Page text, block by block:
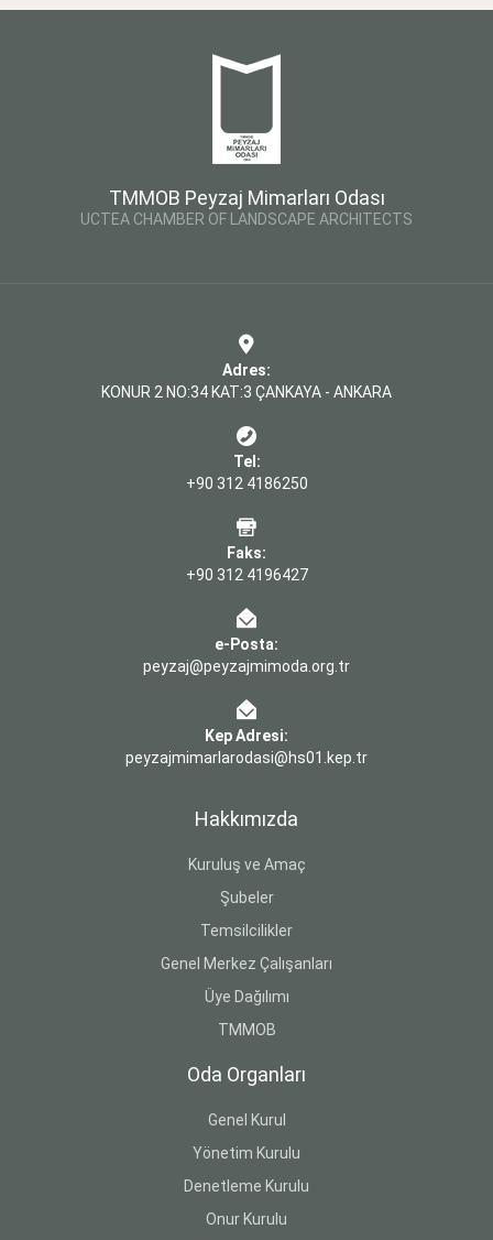
TMMOB Peyzaj Mimarları Odası
UCTEA CHAMBER OF LANDSCAPE ARCHITECTS
Adres:
KONUR 2 NO:34 KAT:3 ÇANKAYA - ANKARA
Tel:
+90 312 4186250
Faks:
+90 312 4196427
e-Posta:
peyzaj@peyzajmimoda.org.tr
Kep Adresi:
peyzajmimarlarodasi@hs01.kep.tr
Hakkımızda
Kuruluş ve Amaç
Şubeler
Temsilcilikler
Genel Merkez Çalışanları
Üye Dağılımı
TMMOB
Oda Organları
Genel Kurul
Yönetim Kurulu
Denetleme Kurulu
Onur Kurulu